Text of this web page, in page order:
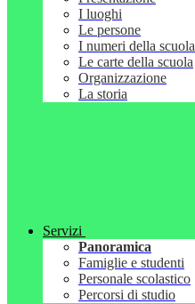
I luoghi
Le persone
I numeri della scuola
Le carte della scuola
Organizzazione
La storia
Servizi
Panoramica
Famiglie e studenti
Personale scolastico
Percorsi di studio